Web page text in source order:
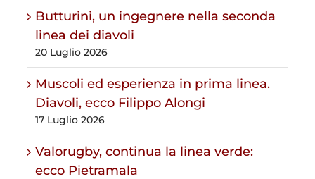
Butturini, un ingegnere nella seconda
linea dei diavoli
20 Luglio 2026
Muscoli ed esperienza in prima linea.
Diavoli, ecco Filippo Alongi
17 Luglio 2026
Valorugby, continua la linea verde:
ecco Pietramala